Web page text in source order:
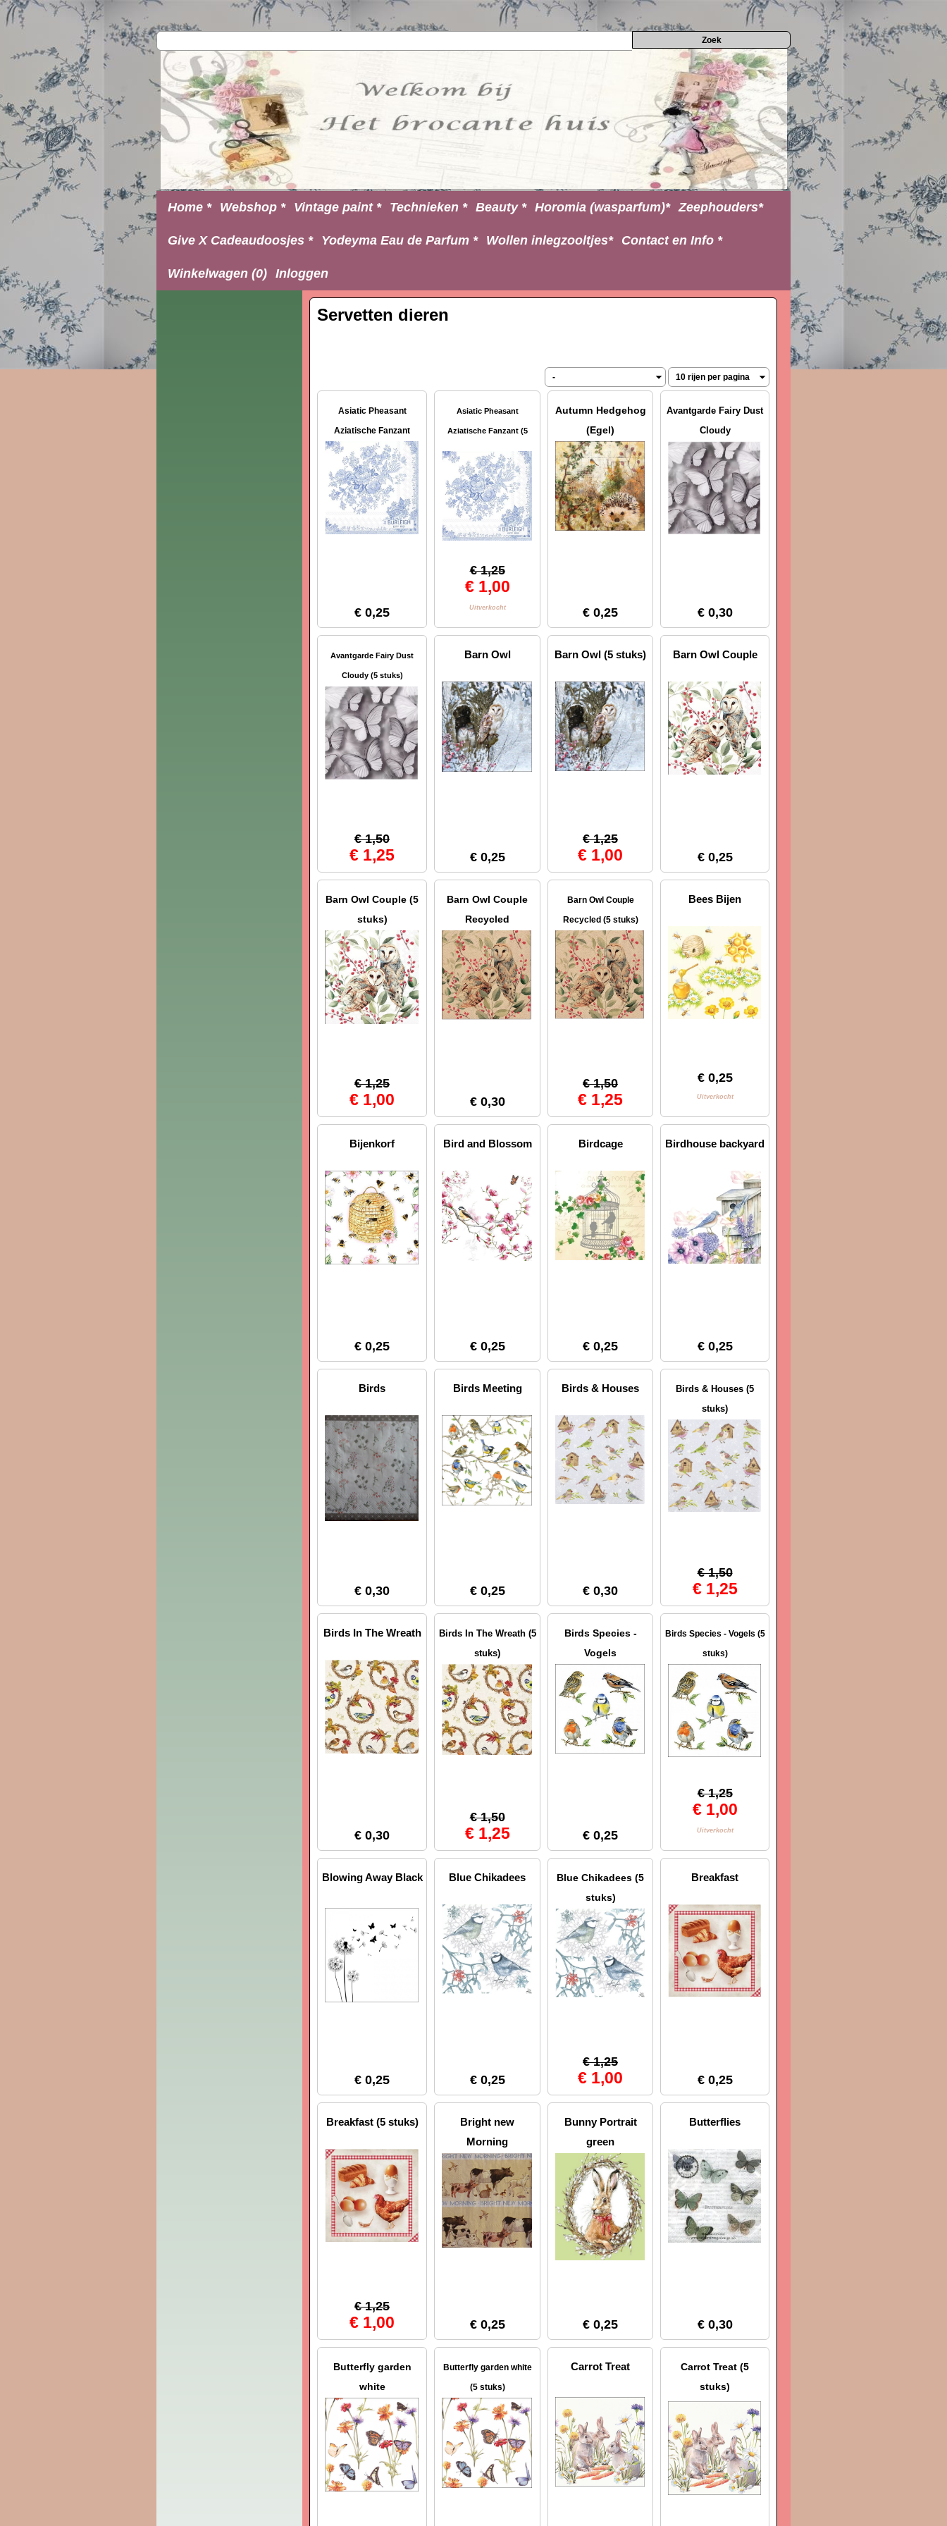
Home * Webshop * Vintage paint * Technieken * Beauty * Horomia (wasparfum)* Zeephouders*
Give X Cadeaudoosjes * Yodeyma Eau de Parfum * Wollen inlegzooltjes* Contact en Info *
Winkelwagen (0) Inloggen
Servetten dieren
Asiatic Pheasant
Aziatische Fanzant
€ 0,25
Asiatic Pheasant
Aziatische Fanzant (5
stuks)
€ 1,25
€ 1,00
Uitverkocht
Autumn Hedgehog
(Egel)
€ 0,25
Avantgarde Fairy Dust
Cloudy
€ 0,30
Avantgarde Fairy Dust
Cloudy (5 stuks)
€ 1,50
€ 1,25
Barn Owl
€ 0,25
Barn Owl (5 stuks)
€ 1,25
€ 1,00
Barn Owl Couple
€ 0,25
Barn Owl Couple (5
stuks)
€ 1,25
€ 1,00
Barn Owl Couple
Recycled
€ 0,30
Barn Owl Couple
Recycled (5 stuks)
€ 1,50
€ 1,25
Bees Bijen
€ 0,25
Uitverkocht
Bijenkorf
€ 0,25
Bird and Blossom
€ 0,25
Birdcage
€ 0,25
Birdhouse backyard
€ 0,25
Birds
€ 0,30
Birds Meeting
€ 0,25
Birds & Houses
€ 0,30
Birds & Houses (5
stuks)
€ 1,50
€ 1,25
Birds In The Wreath
€ 0,30
Birds In The Wreath (5
stuks)
€ 1,50
€ 1,25
Birds Species -
Vogels
€ 0,25
Birds Species - Vogels (5
stuks)
€ 1,25
€ 1,00
Uitverkocht
Blowing Away Black
€ 0,25
Blue Chikadees
€ 0,25
Blue Chikadees (5
stuks)
€ 1,25
€ 1,00
Breakfast
€ 0,25
Breakfast (5 stuks)
€ 1,25
€ 1,00
Bright new
Morning
€ 0,25
Bunny Portrait
green
€ 0,25
Butterflies
€ 0,30
Butterfly garden
white
Butterfly garden white
(5 stuks)
Carrot Treat
Carrot Treat (5
stuks)